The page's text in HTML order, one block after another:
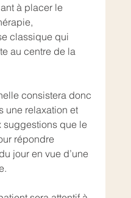
à placer le
classique qui
au centre de la
consistera donc
une relaxation et
suggestions que le
répondre
jour en vue d’une